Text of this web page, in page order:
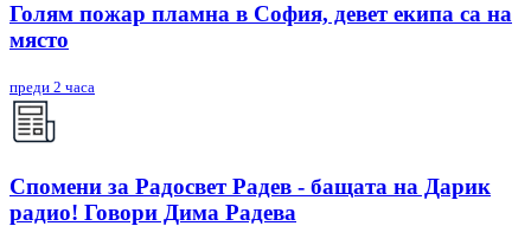
Голям пожар пламна в София, девет екипа са на
място
преди 2 часа
Спомени за Радосвет Радев - бащата на Дарик
радио! Говори Дима Радева